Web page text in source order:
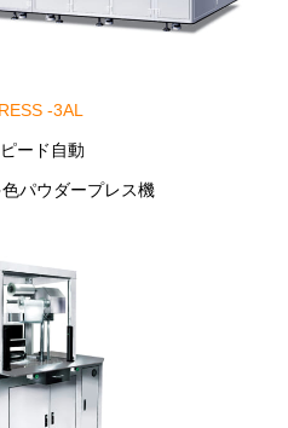
-3AL
ード自動
パウダープレス機